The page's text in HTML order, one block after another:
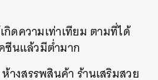
ดความเท่าเทียม ตามที่ได้
ซีนแล้วมีต่ำมาก
งสรรพสินค้า ร้านเสริมสวย